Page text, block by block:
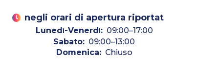
negli orari di apertura riportat
Lunedì-Venerdì:09:00–17:00
Sabato: 09:00–13:00
Domenica:Chiuso